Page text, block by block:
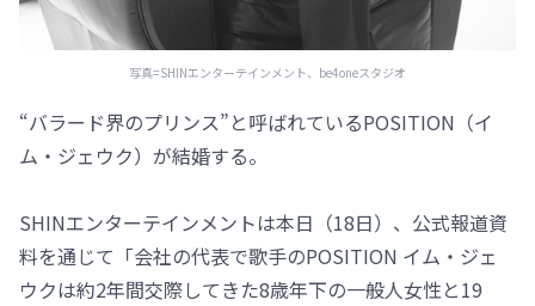
写真=SHINエンターテインメント、be4oneスタジオ
“バラード界のプリンス”と呼ばれているPOSITION（イ
ム・ジェウク）が結婚する。
SHINエンターテインメントは本日（18日）、公式報道資
料を通じて「会社の代表で歌手のPOSITION イム・ジェ
ウクは約2年間交際してきた8歳年下の一般人女性と19